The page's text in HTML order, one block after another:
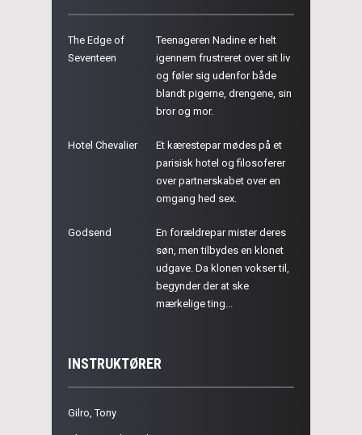
The Edge of
Seventeen
Teenageren Nadine er helt
igennem frustreret over sit liv
og føler sig udenfor både
blandt pigerne, drengene, sin
bror og mor.
Hotel Chevalier
Et kærestepar mødes på et
parisisk hotel og filosoferer
over partnerskabet over en
omgang hed sex.
Godsend
En forældrepar mister deres
søn, men tilbydes en klonet
udgave. Da klonen vokser til,
begynder der at ske
mærkelige ting...
INSTRUKTØRER
Gilro, Tony